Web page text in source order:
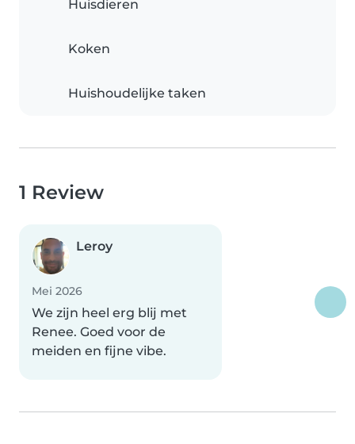
Huisdieren
Koken
Huishoudelijke taken
1 Review
Leroy
Mei 2026
We zijn heel erg blij met
Renee. Goed voor de
meiden en fijne vibe.